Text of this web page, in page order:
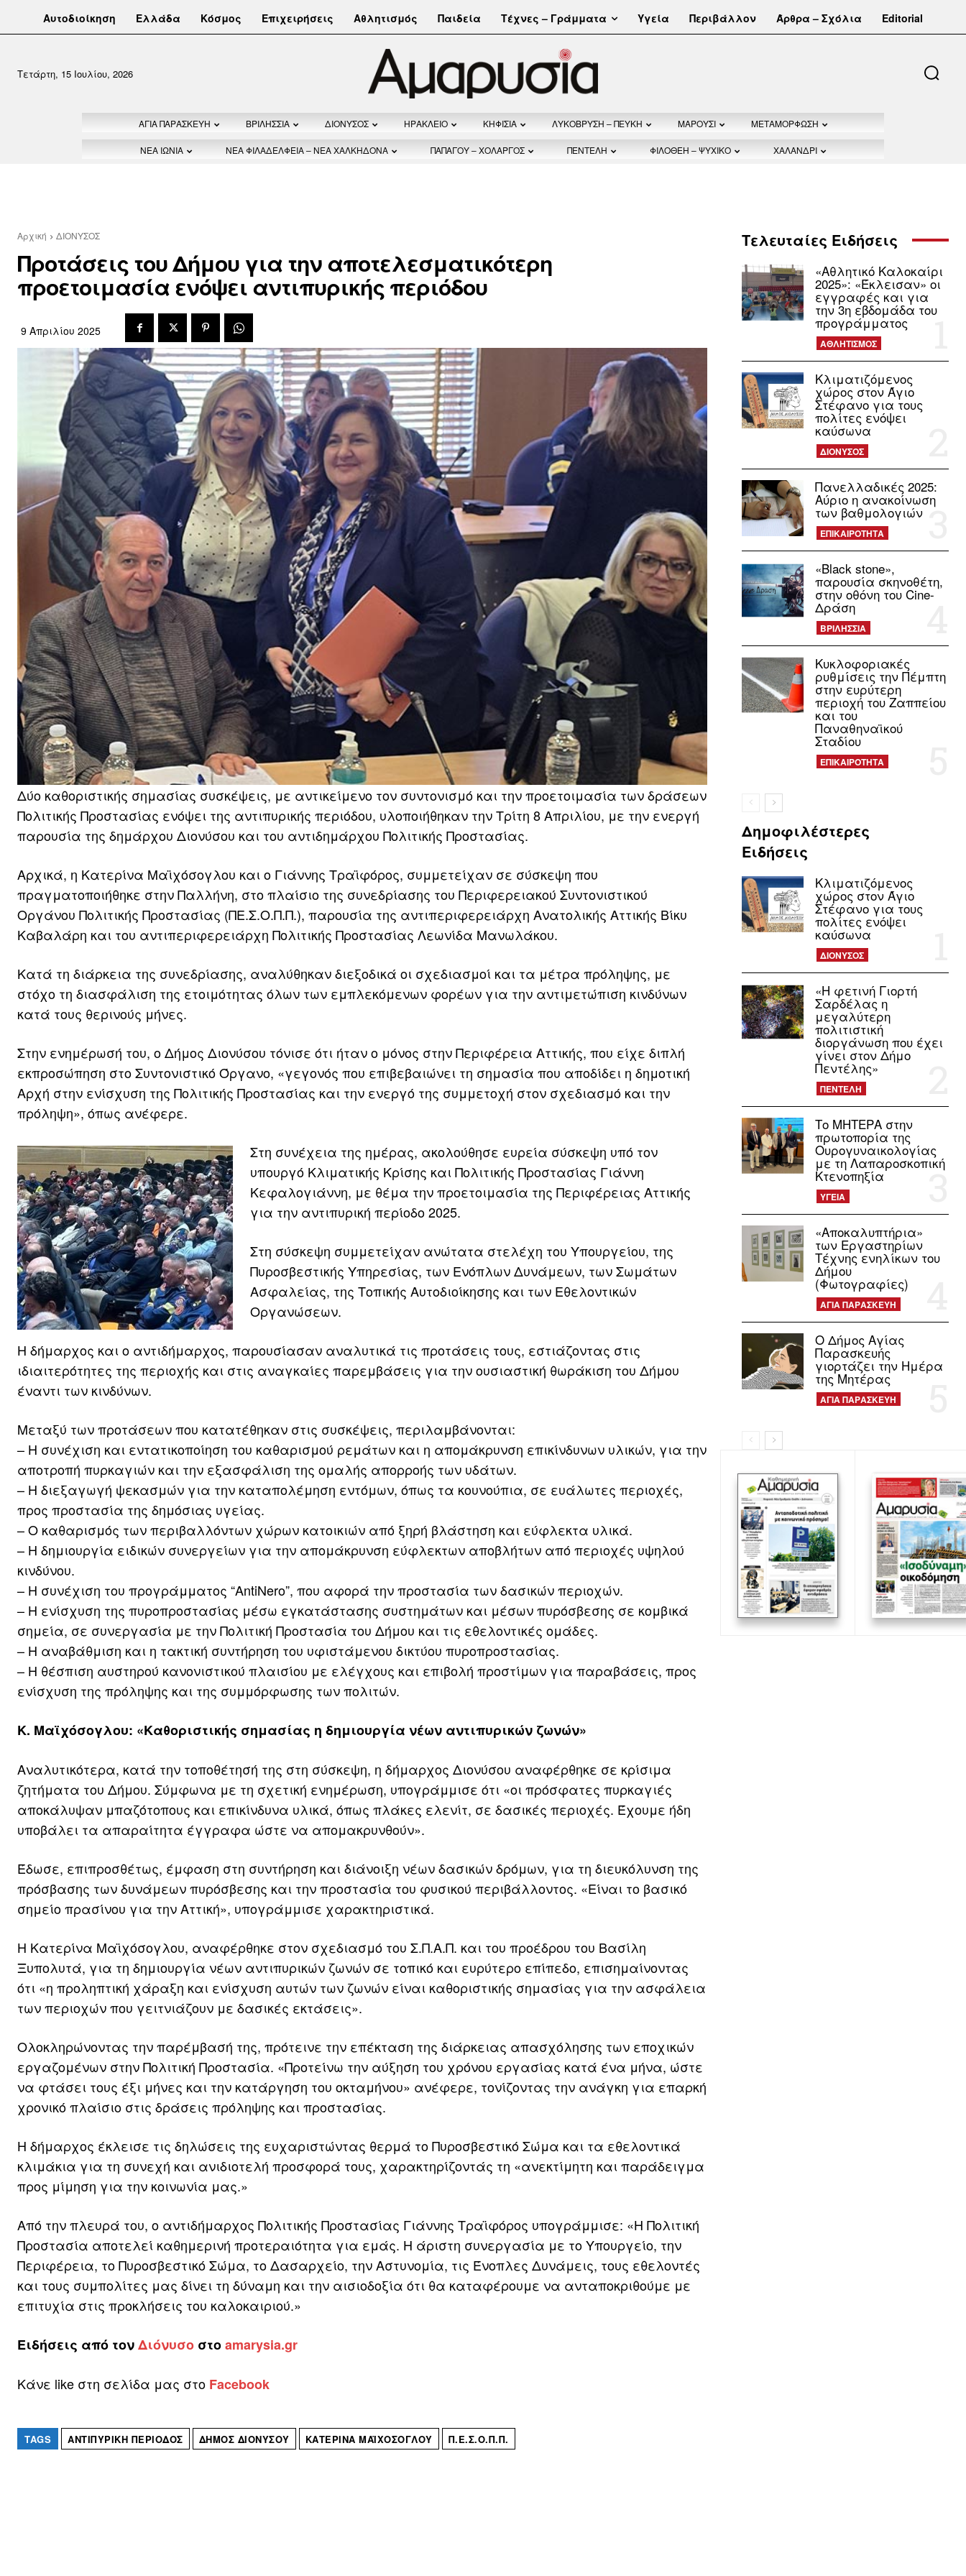
Αυτοδιοίκηση Ελλάδα Κόσμος Επιχειρήσεις Αθλητισμός Παιδεία Τέχνες – Γράμματα Υγεία Περιβάλλον Άρθρα – Σχόλια Editorial
Τετάρτη, 15 Ιουλίου, 2026
ΑΓΙΑ ΠΑΡΑΣΚΕΥΗ ΒΡΙΛΗΣΣΙΑ ΔΙΟΝΥΣΟΣ ΗΡΑΚΛΕΙΟ ΚΗΦΙΣΙΑ ΛΥΚΟΒΡΥΣΗ – ΠΕΥΚΗ ΜΑΡΟΥΣΙ ΜΕΤΑΜΟΡΦΩΣΗ
ΝΕΑ ΙΩΝΙΑ ΝΕΑ ΦΙΛΑΔΕΛΦΕΙΑ – ΝΕΑ ΧΑΛΚΗΔΟΝΑ ΠΑΠΑΓΟΥ – ΧΟΛΑΡΓΟΣ ΠΕΝΤΕΛΗ ΦΙΛΟΘΕΗ – ΨΥΧΙΚΟ ΧΑΛΑΝΔΡΙ
Αρχική ΔΙΟΝΥΣΟΣ
Προτάσεις του Δήμου για την αποτελεσματικότερη
προετοιμασία ενόψει αντιπυρικής περιόδου
9 Απριλίου 2025
Δύο καθοριστικής σημασίας συσκέψεις, με αντικείμενο τον συντονισμό και την προετοιμασία των δράσεων
Πολιτικής Προστασίας ενόψει της αντιπυρικής περιόδου, υλοποιήθηκαν την Τρίτη 8 Απριλίου, με την ενεργή
παρουσία της δημάρχου Διονύσου και του αντιδημάρχου Πολιτικής Προστασίας.
Αρχικά, η Κατερίνα Μαϊχόσογλου και ο Γιάννης Τραϊφόρος, συμμετείχαν σε σύσκεψη που
πραγματοποιήθηκε στην Παλλήνη, στο πλαίσιο της συνεδρίασης του Περιφερειακού Συντονιστικού
Οργάνου Πολιτικής Προστασίας (ΠΕ.Σ.Ο.Π.Π.), παρουσία της αντιπεριφερειάρχη Ανατολικής Αττικής Βίκυ
Καβαλάρη και του αντιπεριφερειάρχη Πολιτικής Προστασίας Λεωνίδα Μανωλάκου.
Κατά τη διάρκεια της συνεδρίασης, αναλύθηκαν διεξοδικά οι σχεδιασμοί και τα μέτρα πρόληψης, με
στόχο τη διασφάλιση της ετοιμότητας όλων των εμπλεκόμενων φορέων για την αντιμετώπιση κινδύνων
κατά τους θερινούς μήνες.
Στην ενημέρωσή του, ο Δήμος Διονύσου τόνισε ότι ήταν ο μόνος στην Περιφέρεια Αττικής, που είχε διπλή
εκπροσώπηση στο Συντονιστικό Όργανο, «γεγονός που επιβεβαιώνει τη σημασία που αποδίδει η δημοτική
Αρχή στην ενίσχυση της Πολιτικής Προστασίας και την ενεργό της συμμετοχή στον σχεδιασμό και την
πρόληψη», όπως ανέφερε.
Στη συνέχεια της ημέρας, ακολούθησε ευρεία σύσκεψη υπό τον
υπουργό Κλιματικής Κρίσης και Πολιτικής Προστασίας Γιάννη
Κεφαλογιάννη, με θέμα την προετοιμασία της Περιφέρειας Αττικής
για την αντιπυρική περίοδο 2025.
Στη σύσκεψη συμμετείχαν ανώτατα στελέχη του Υπουργείου, της
Πυροσβεστικής Υπηρεσίας, των Ενόπλων Δυνάμεων, των Σωμάτων
Ασφαλείας, της Τοπικής Αυτοδιοίκησης και των Εθελοντικών
Οργανώσεων.
Η δήμαρχος και ο αντιδήμαρχος, παρουσίασαν αναλυτικά τις προτάσεις τους, εστιάζοντας στις
ιδιαιτερότητες της περιοχής και στις αναγκαίες παρεμβάσεις για την ουσιαστική θωράκιση του Δήμου
έναντι των κινδύνων.
Μεταξύ των προτάσεων που κατατέθηκαν στις συσκέψεις, περιλαμβάνονται:
– Η συνέχιση και εντατικοποίηση του καθαρισμού ρεμάτων και η απομάκρυνση επικίνδυνων υλικών, για την
αποτροπή πυρκαγιών και την εξασφάλιση της ομαλής απορροής των υδάτων.
– Η διεξαγωγή ψεκασμών για την καταπολέμηση εντόμων, όπως τα κουνούπια, σε ευάλωτες περιοχές,
προς προστασία της δημόσιας υγείας.
– Ο καθαρισμός των περιβαλλόντων χώρων κατοικιών από ξηρή βλάστηση και εύφλεκτα υλικά.
– Η δημιουργία ειδικών συνεργείων για την απομάκρυνση εύφλεκτων αποβλήτων από περιοχές υψηλού
κινδύνου.
– Η συνέχιση του προγράμματος “AntiNero”, που αφορά την προστασία των δασικών περιοχών.
– Η ενίσχυση της πυροπροστασίας μέσω εγκατάστασης συστημάτων και μέσων πυρόσβεσης σε κομβικά
σημεία, σε συνεργασία με την Πολιτική Προστασία του Δήμου και τις εθελοντικές ομάδες.
– Η αναβάθμιση και η τακτική συντήρηση του υφιστάμενου δικτύου πυροπροστασίας.
– Η θέσπιση αυστηρού κανονιστικού πλαισίου με ελέγχους και επιβολή προστίμων για παραβάσεις, προς
ενίσχυση της πρόληψης και της συμμόρφωσης των πολιτών.
Κ. Μαϊχόσογλου: «Καθοριστικής σημασίας η δημιουργία νέων αντιπυρικών ζωνών»
Αναλυτικότερα, κατά την τοποθέτησή της στη σύσκεψη, η δήμαρχος Διονύσου αναφέρθηκε σε κρίσιμα
ζητήματα του Δήμου. Σύμφωνα με τη σχετική ενημέρωση, υπογράμμισε ότι «οι πρόσφατες πυρκαγιές
αποκάλυψαν μπαζότοπους και επικίνδυνα υλικά, όπως πλάκες ελενίτ, σε δασικές περιοχές. Έχουμε ήδη
υποβάλει τα απαραίτητα έγγραφα ώστε να απομακρυνθούν».
Έδωσε, επιπροσθέτως, έμφαση στη συντήρηση και διάνοιξη νέων δασικών δρόμων, για τη διευκόλυνση της
πρόσβασης των δυνάμεων πυρόσβεσης και την προστασία του φυσικού περιβάλλοντος. «Είναι το βασικό
σημείο πρασίνου για την Αττική», υπογράμμισε χαρακτηριστικά.
Η Κατερίνα Μαϊχόσογλου, αναφέρθηκε στον σχεδιασμό του Σ.Π.Α.Π. και του προέδρου του Βασίλη
Ξυπολυτά, για τη δημιουργία νέων αντιπυρικών ζωνών σε τοπικό και ευρύτερο επίπεδο, επισημαίνοντας
ότι «η προληπτική χάραξη και ενίσχυση αυτών των ζωνών είναι καθοριστικής σημασίας για την ασφάλεια
των περιοχών που γειτνιάζουν με δασικές εκτάσεις».
Ολοκληρώνοντας την παρέμβασή της, πρότεινε την επέκταση της διάρκειας απασχόλησης των εποχικών
εργαζομένων στην Πολιτική Προστασία. «Προτείνω την αύξηση του χρόνου εργασίας κατά ένα μήνα, ώστε
να φτάσει τους έξι μήνες και την κατάργηση του οκταμήνου» ανέφερε, τονίζοντας την ανάγκη για επαρκή
χρονικό πλαίσιο στις δράσεις πρόληψης και προστασίας.
Η δήμαρχος έκλεισε τις δηλώσεις της ευχαριστώντας θερμά το Πυροσβεστικό Σώμα και τα εθελοντικά
κλιμάκια για τη συνεχή και ανιδιοτελή προσφορά τους, χαρακτηρίζοντάς τη «ανεκτίμητη και παράδειγμα
προς μίμηση για την κοινωνία μας.»
Από την πλευρά του, ο αντιδήμαρχος Πολιτικής Προστασίας Γιάννης Τραϊφόρος υπογράμμισε: «Η Πολιτική
Προστασία αποτελεί καθημερινή προτεραιότητα για εμάς. Η άριστη συνεργασία με το Υπουργείο, την
Περιφέρεια, το Πυροσβεστικό Σώμα, το Δασαρχείο, την Αστυνομία, τις Ένοπλες Δυνάμεις, τους εθελοντές
και τους συμπολίτες μας δίνει τη δύναμη και την αισιοδοξία ότι θα καταφέρουμε να ανταποκριθούμε με
επιτυχία στις προκλήσεις του καλοκαιριού.»
Ειδήσεις από τονΔιόνυσο στοamarysia.gr
Κάνε like στη σελίδα μας στο Facebook
TAGS ΑΝΤΙΠΥΡΙΚΉ ΠΕΡΊΟΔΟΣ ΔΉΜΟΣ ΔΙΟΝΎΣΟΥ ΚΑΤΕΡΊΝΑ ΜΑΪΧΌΣΟΓΛΟΥ Π.Ε.Σ.Ο.Π.Π.
Τελευταίες Ειδήσεις
«Αθλητικό Καλοκαίρι
2025»: «Έκλεισαν» οι
εγγραφές και για
την 3η εβδομάδα του
προγράμματος
ΑΘΛΗΤΙΣΜΟΣ
Κλιματιζόμενος
χώρος στον Άγιο
Στέφανο για τους
πολίτες ενόψει
καύσωνα
ΔΙΟΝΥΣΟΣ
Πανελλαδικές 2025:
Αύριο η ανακοίνωση
των βαθμολογιών
ΕΠΙΚΑΙΡΟΤΗΤΑ
«Black stone»,
παρουσία σκηνοθέτη,
στην οθόνη του Cine-
Δράση
ΒΡΙΛΗΣΣΙΑ
Κυκλοφοριακές
ρυθμίσεις την Πέμπτη
στην ευρύτερη
περιοχή του Ζαππείου
και του
Παναθηναϊκού
Σταδίου
ΕΠΙΚΑΙΡΟΤΗΤΑ
Δημοφιλέστερες
Ειδήσεις
Κλιματιζόμενος
χώρος στον Άγιο
Στέφανο για τους
πολίτες ενόψει
καύσωνα
ΔΙΟΝΥΣΟΣ
«Η φετινή Γιορτή
Σαρδέλας η
μεγαλύτερη
πολιτιστική
διοργάνωση που έχει
γίνει στον Δήμο
Πεντέλης»
ΠΕΝΤΕΛΗ
Το ΜΗΤΕΡΑ στην
πρωτοπορία της
Ουρογυναικολογίας
με τη Λαπαροσκοπική
Κτενοπηξία
ΥΓΕΙΑ
«Αποκαλυπτήρια»
των Εργαστηρίων
Τέχνης ενηλίκων του
Δήμου
(Φωτογραφίες)
ΑΓΙΑ ΠΑΡΑΣΚΕΥΗ
Ο Δήμος Αγίας
Παρασκευής
γιορτάζει την Ημέρα
της Μητέρας
ΑΓΙΑ ΠΑΡΑΣΚΕΥΗ